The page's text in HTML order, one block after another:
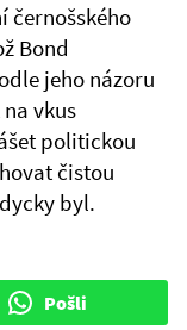
černošského
Bond
jeho názoru
vkus
politickou
čistou
byl.
Pošli